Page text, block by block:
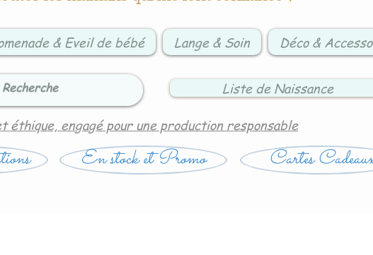
& Eveil de bébé Lange & Soin Déco &
Liste de Naissance
éthique, engagé pour une production responsable
En stock et Promo Cartes